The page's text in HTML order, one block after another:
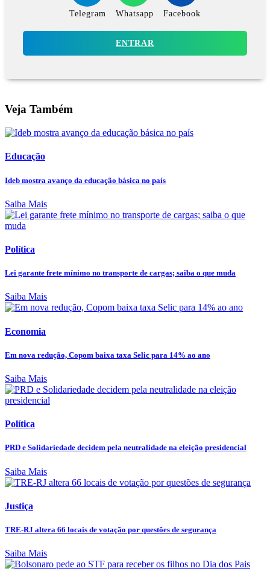
Telegram Whatsapp Facebook
ENTRAR
Veja Também
Educação
Ideb mostra avanço da educação básica no país
Saiba Mais
Política
Lei garante frete mínimo no transporte de cargas; saiba o que muda
Saiba Mais
Economia
Em nova redução, Copom baixa taxa Selic para 14% ao ano
Saiba Mais
Política
PRD e Solidariedade decidem pela neutralidade na eleição presidencial
Saiba Mais
Justiça
TRE-RJ altera 66 locais de votação por questões de segurança
Saiba Mais